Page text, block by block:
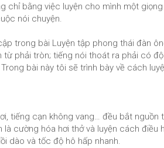
chỉ bằng việc luyện cho mình một
nói chuyện.
trong bài Luyện tập phong thái đàn
phải tròn; tiếng nói thoát ra phải có
bài này tôi sẽ trình bày về cách
tiếng cạn không vang… đều bắt nguồn
cường hóa hơi thở và luyện cách điều
dào và tốc độ hô hấp nhanh.